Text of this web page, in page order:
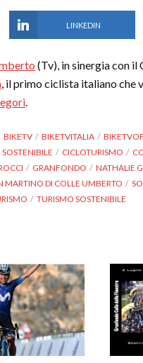
LINKEDIN
(Tv), in sinergia con il
, il primo ciclista italiano che
.
BIKETV BIKETVITALIA
CICLOTURISMO
GRANFONDO NATHALIE
MARTINO DI COLLE UMBERTO
TURISMO SOSTENIBILE